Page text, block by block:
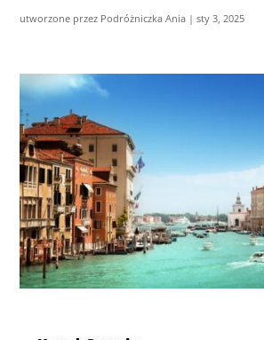
utworzone przez Podróżniczka Ania |sty 3, 2025